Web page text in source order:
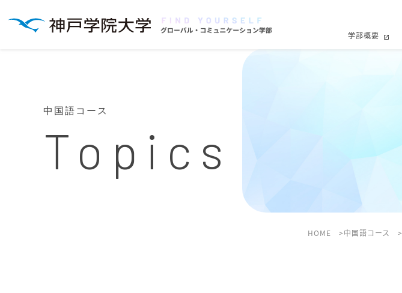
学部概要
Topics
中国語コース
HOME 中国語コース